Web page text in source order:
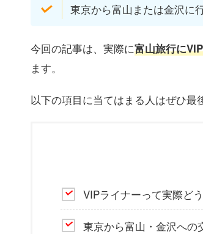
東京から富山または金沢に
今回の記事は、実際に富山旅行に
ます。
以下の項目に当てはまる人はぜひ最
VIPライナーって実際ど
東京から富山・金沢への